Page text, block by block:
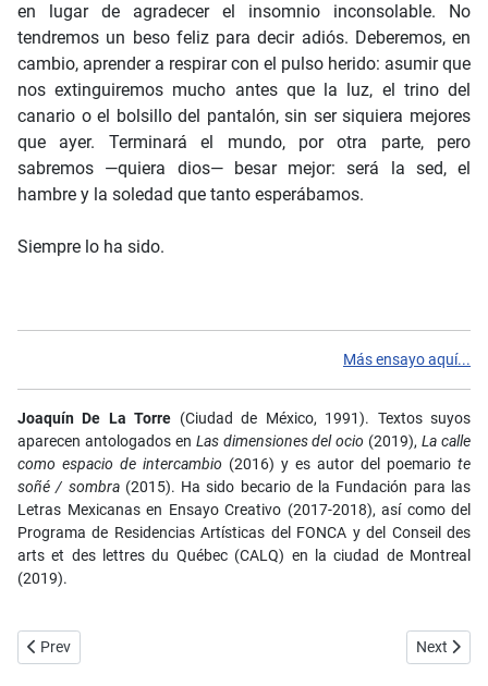
en lugar de agradecer el insomnio inconsolable. No
tendremos un beso feliz para decir adiós. Deberemos, en
cambio, aprender a respirar con el pulso herido: asumir que
nos extinguiremos mucho antes que la luz, el trino del
canario o el bolsillo del pantalón, sin ser siquiera mejores
que ayer. Terminará el mundo, por otra parte, pero
sabremos —quiera dios— besar mejor: será la sed, el
hambre y la soledad que tanto esperábamos.
Siempre lo ha sido.
Más ensayo aquí...
Joaquín De La Torre (Ciudad de México, 1991). Textos suyos
aparecen antologados en Las dimensiones del ocio (2019),La calle
como espacio de intercambio (2016) y es autor del poemario te
soñé / sombra(2015). Ha sido becario de la Fundación para las
Letras Mexicanas en Ensayo Creativo (2017-2018), así como del
Programa de Residencias Artísticas del FONCA y del Conseil des
arts et des lettres du Québec (CALQ) en la ciudad de Montreal
(2019).
Previous article: No. 85-86 - Vivir el encierro - Multimedia - Vivir el
Prev Next
Next